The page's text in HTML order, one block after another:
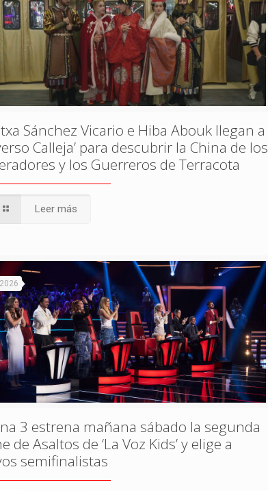
Sánchez Vicario e Hiba Abouk llegan a
Calleja’ para descubrir la China de los
y los Guerreros de Terracota
Leer más
3 estrena mañana sábado la segunda
de Asaltos de ‘La Voz Kids’ y elige a
semifinalistas